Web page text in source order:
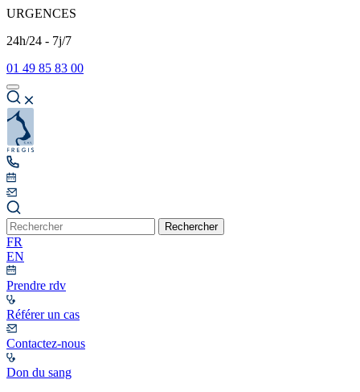
URGENCES
24h/24 - 7j/7
01 49 85 83 00
Rechercher
FR
EN
Prendre rdv
Référer un cas
Contactez-nous
Don du sang